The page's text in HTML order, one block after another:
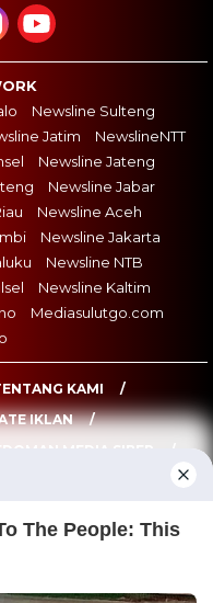
Newsline Sulteng
Jatim
NewslineNTT
Newsline Jateng
Newsline Jabar
Newsline Aceh
Newsline Jakarta
Newsline NTB
Newsline Kaltim
Mediasulutgo.com
KAMI
IKLAN
2026